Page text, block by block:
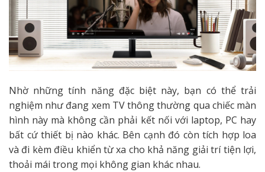
Nhờ những tính năng đặc biệt này, bạn có thể trải
nghiệm như đang xem TV thông thường qua chiếc màn
hình này mà không cần phải kết nối với laptop, PC hay
bất cứ thiết bị nào khác. Bên cạnh đó còn tích hợp loa
và đi kèm điều khiển từ xa cho khả năng giải trí tiện lợi,
thoải mái trong mọi không gian khác nhau.